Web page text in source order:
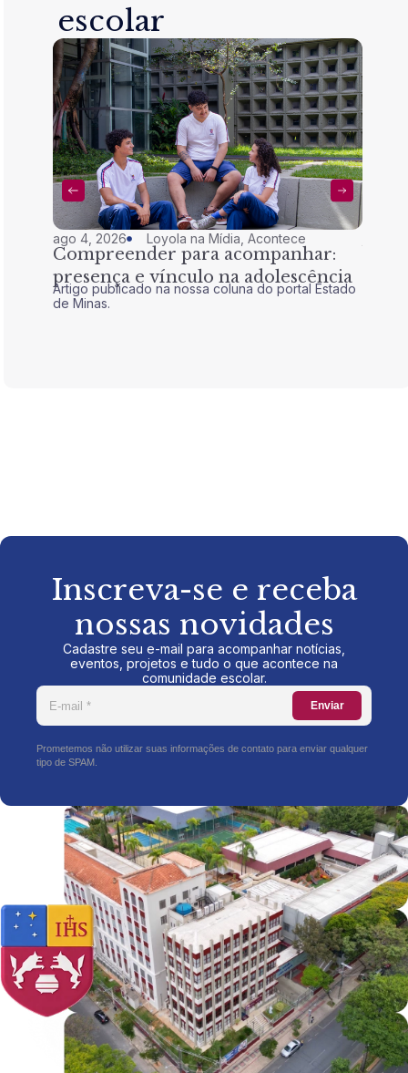
escolar
ago 4, 2026 Loyola na Mídia ,Acontece
Compreender para acompanhar:
presença e vínculo na adolescência
Artigo publicado na nossa coluna do portal Estado
de Minas.
Inscreva-se e receba
nossas novidades
Cadastre seu e-mail para acompanhar notícias,
eventos, projetos e tudo o que acontece na
comunidade escolar.
Enviar
Prometemos não utilizar suas informações de contato para enviar qualquer
tipo de SPAM.